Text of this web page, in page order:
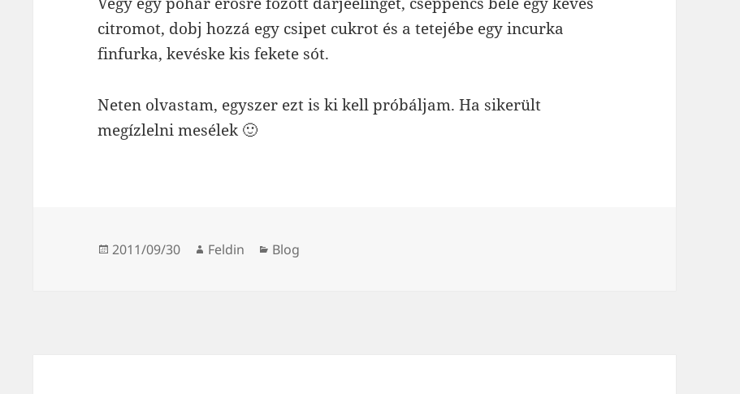
citromot, dobj hozzá egy csipet cukrot és a tetejébe egy incurka
finfurka, kevéske kis fekete sót.
Neten olvastam, egyszer ezt is ki kell próbáljam. Ha sikerült
megízlelni mesélek 🙂
Posted
2011/09/30 Author
Feldin Categories
Blog